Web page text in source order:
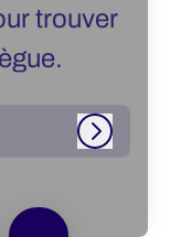
trouver